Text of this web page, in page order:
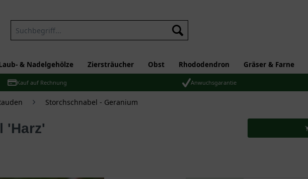
& Nadelgehölze Ziersträucher Obst Rhododendron Gräser & Farne
Kauf auf Rechnung Anwuchsgarantie
Storchschnabel - Geranium
'Harz'